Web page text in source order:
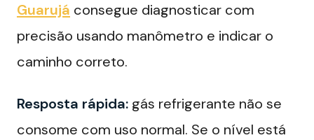
Guarujá consegue diagnosticar com
precisão usando manômetro e indicar o
caminho correto.
Resposta rápida: gás refrigerante não se
consome com uso normal. Se o nível está